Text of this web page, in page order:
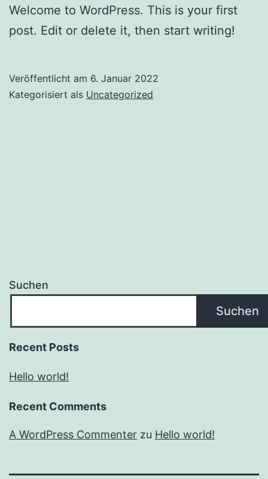
Welcome to WordPress. This is your first
post. Edit or delete it, then start writing!
Veröffentlicht am 6. Januar 2022
Kategorisiert als Uncategorized
Suchen
Suchen
Recent Posts
Hello world!
Recent Comments
A WordPress Commenter zu Hello world!